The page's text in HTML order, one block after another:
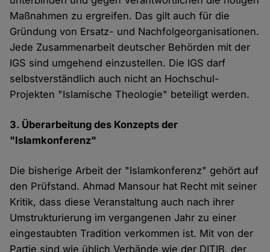
Maßnahmen zu ergreifen. Das gilt auch für die
Gründung von Ersatz- und Nachfolgeorganisationen.
Jede Zusammenarbeit deutscher Behörden mit der
IGS sind umgehend einzustellen. Die IGS darf
selbstverständlich auch nicht an Hochschul-
Projekten "Islamische Theologie" beteiligt werden.
3. Überarbeitung des Konzepts der
"Islamkonferenz"
Die bisherige Arbeit der "Islamkonferenz" gehört auf
den Prüfstand. Ahmad Mansour hat Recht mit seiner
Kritik, dass diese Veranstaltung auch nach ihrer
Umstrukturierung im vergangenen Jahr zu einer
eingestaubten Tradition verkommen ist. Mit von der
Partie sind wie üblich Verbände wie der DITIB, der